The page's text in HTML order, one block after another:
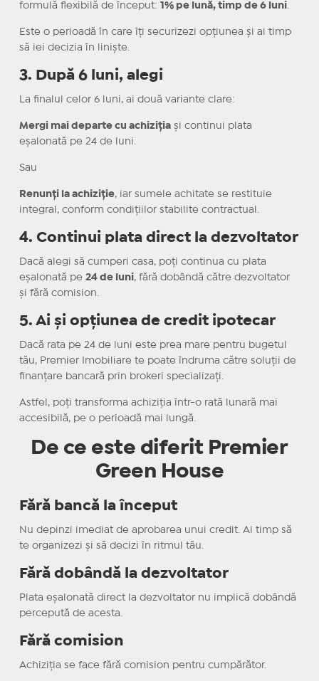
formulă flexibilă de început: 1% pe lună, timp de 6 luni.
Este o perioadă în care îți securizezi opțiunea și ai timp
să iei decizia în liniște.
3. După 6 luni, alegi
La finalul celor 6 luni, ai două variante clare:
Mergi mai departe cu achizițiași continui plata
eșalonată pe 24 de luni.
Sau
Renunți la achiziție, iar sumele achitate se restituie
integral, conform condițiilor stabilite contractual.
4. Continui plata direct la dezvoltator
Dacă alegi să cumperi casa, poți continua cu plata
eșalonată pe 24 de luni, fără dobândă către dezvoltator
și fără comision.
5. Ai și opțiunea de credit ipotecar
Dacă rata pe 24 de luni este prea mare pentru bugetul
tău, Premier Imobiliare te poate îndruma către soluții de
finanțare bancară prin brokeri specializați.
Astfel, poți transforma achiziția într-o rată lunară mai
accesibilă, pe o perioadă mai lungă.
De ce este diferit Premier
Green House
Fără bancă la început
Nu depinzi imediat de aprobarea unui credit. Ai timp să
te organizezi și să decizi în ritmul tău.
Fără dobândă la dezvoltator
Plata eșalonată direct la dezvoltator nu implică dobândă
percepută de acesta.
Fără comision
Achiziția se face fără comision pentru cumpărător.